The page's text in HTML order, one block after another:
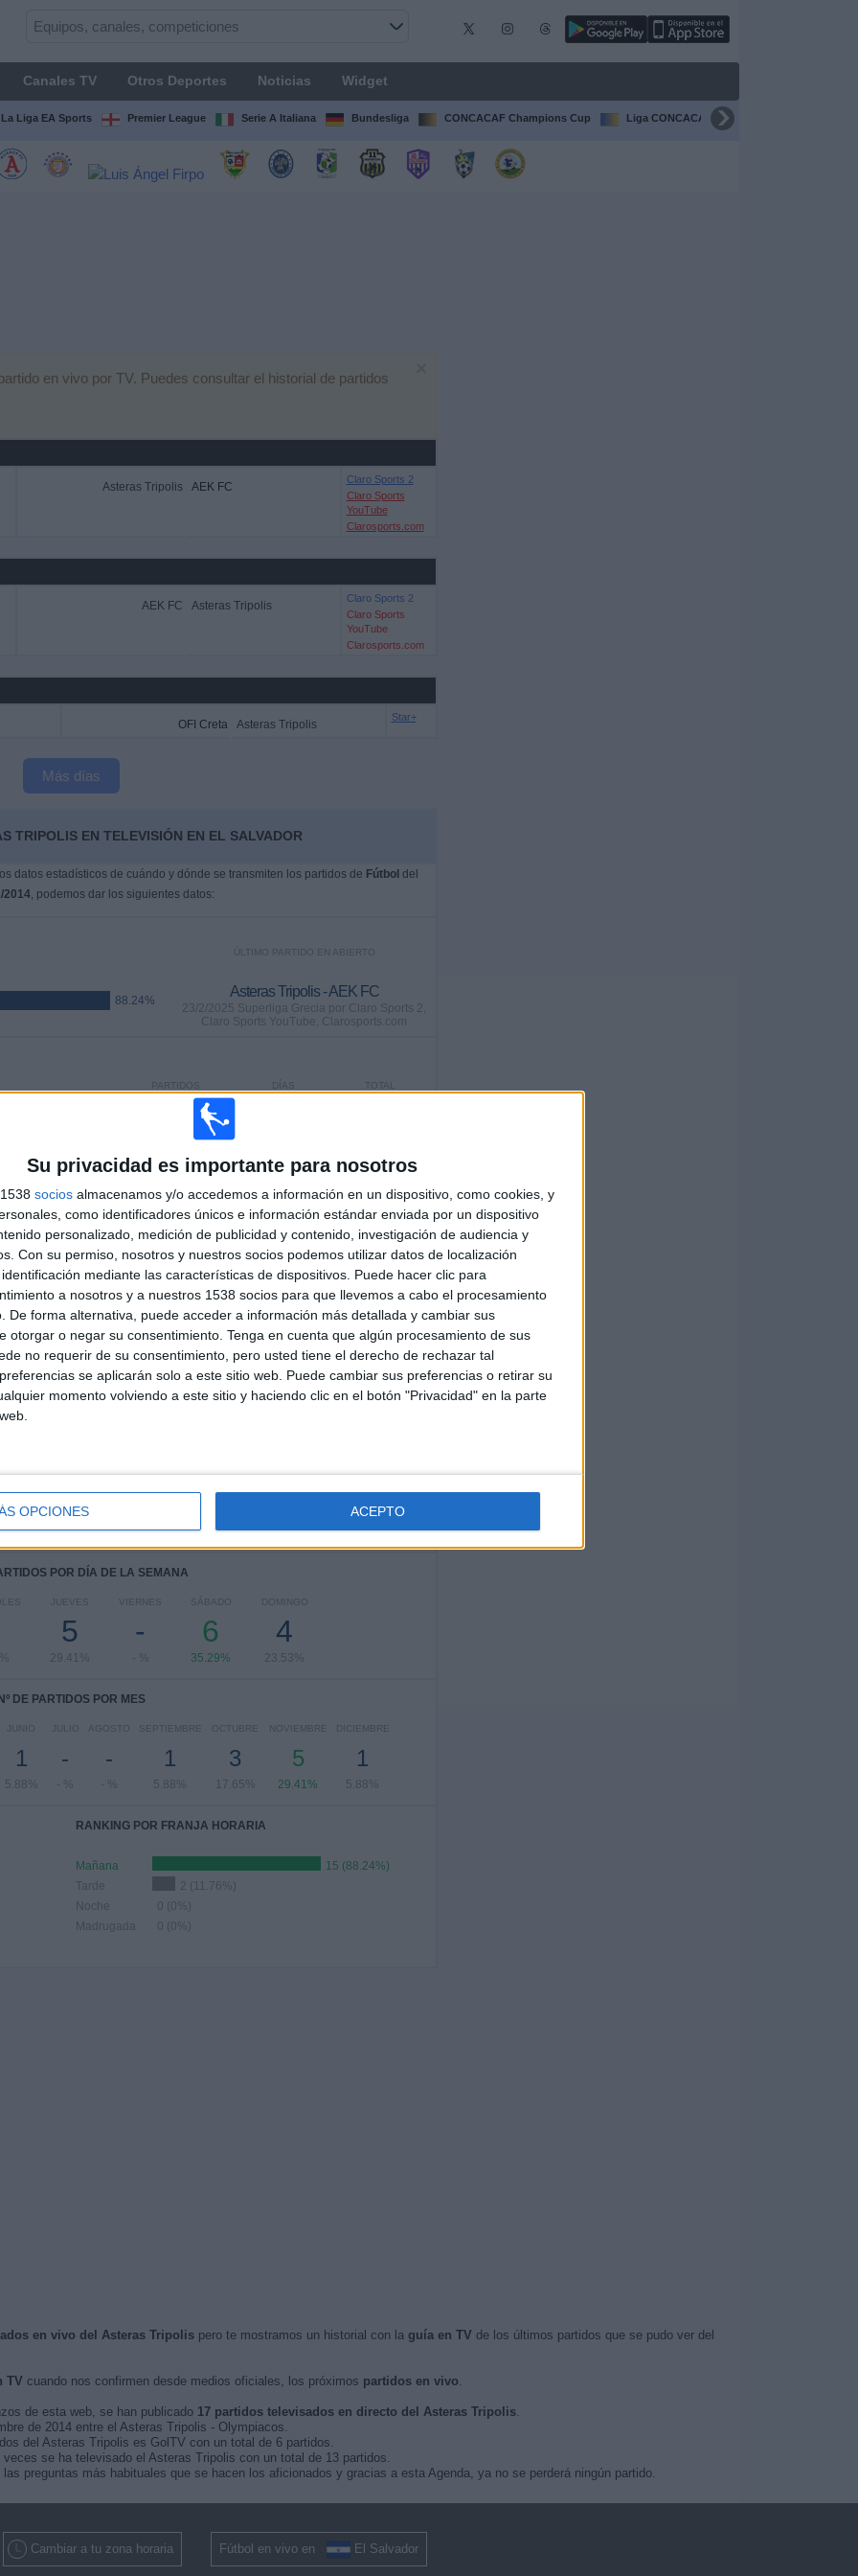
Su privacidad es importante para nosotros
socios almacenamos y/o accedemos a información en un dispositivo, como cookies, y
como identificadores únicos e información estándar enviada por un dispositivo
personalizado, medición de publicidad y contenido, investigación de audiencia y
Con su permiso, nosotros y nuestros socios podemos utilizar datos de localización
mediante las características de dispositivos. Puede hacer clic para
a nosotros y a nuestros 1538 socios para que llevemos a cabo el procesamiento
De forma alternativa, puede acceder a información más detallada y cambiar sus
otorgar o negar su consentimiento. Tenga en cuenta que algún procesamiento de sus
no requerir de su consentimiento, pero usted tiene el derecho de rechazar tal
se aplicarán solo a este sitio web. Puede cambiar sus preferencias o retirar su
momento volviendo a este sitio y haciendo clic en el botón "Privacidad" en la parte
OPCIONES ACEPTO
Canales TV Otros Deportes Noticias Widget
La Liga EA Sports Premier League Serie A Italiana Bundesliga CONCACAF Champions Cup Liga CONCACAF
en vivo por TV. Puedes consultar el historial de partidos
Asteras Tripolis AEK FC
Claro Sports 2
Claro Sports
YouTube
Clarosports.com
AEK FC Asteras Tripolis
Claro Sports 2
Claro Sports
YouTube
Clarosports.com
OFI Creta Asteras Tripolis
Star+
Más días
TRIPOLIS EN TELEVISIÓN EN EL SALVADOR
datos estadísticos de cuándo y dónde se transmiten los partidos de Fútbol del
2014, podemos dar los siguientes datos:
88.24%
ÚLTIMO PARTIDO EN ABIERTO
Asteras Tripolis - AEK FC
23/2/2025 Superliga Grecia por Claro Sports 2,
Claro Sports YouTube, Clarosports.com
TOTAL
DÍAS
PARTIDOS
CONSECUTIVOS
DE PAGO
TOTAL
10
RIVALES
MÁXIMO
3
TOTAL
2
RANKING POR COMPETICIONES
POR DÍA DE LA SEMANA
JUEVES
5
29.41%
VIERNES
-
- %
SÁBADO
6
35.29%
DOMINGO
4
23.53%
Nº DE PARTIDOS POR MES
JUNIO
1
5.88%
JULIO
-
- %
AGOSTO
-
- %
SEPTIEMBRE
1
5.88%
OCTUBRE
3
17.65%
NOVIEMBRE
5
29.41%
DICIEMBRE
1
5.88%
RANKING POR FRANJA HORARIA
Mañana
15 (88.24%)
Tarde
2 (11.76%)
Noche
0 (0%)
Madrugada
0 (0%)
en vivo del Asteras Tripolispero te mostramos un historial con la guía en TV de los últimos partidos que se pudo ver del
TV cuando nos confirmen desde medios oficiales, los próximos partidos en vivo.
de esta web, se han publicado 17 partidos televisados en directo del Asteras Tripolis.
de 2014 entre el Asteras Tripolis - Olympiacos.
del Asteras Tripolis es GolTV con un total de 6 partidos.
se ha televisado el Asteras Tripolis con un total de 13 partidos.
preguntas más habituales que se hacen los aficionados y gracias a esta Agenda, ya no se perderá ningún partido.
Cambiar a tu zona horaria Fútbol en vivo en El Salvador